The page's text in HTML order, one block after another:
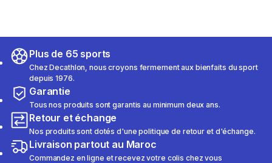
Plus de 65 sports
Chez Decathlon, nous croyons fermement aux bienfaits du sport
depuis 1976.
Garantie
Tous nos produits sont garantis au minimum deux ans.
Retour et échange
Nos produits sont dotés d'une politique de retour et d'échange.
Livraison partout au Maroc
Commandez en ligne et recevez votre colis chez vous